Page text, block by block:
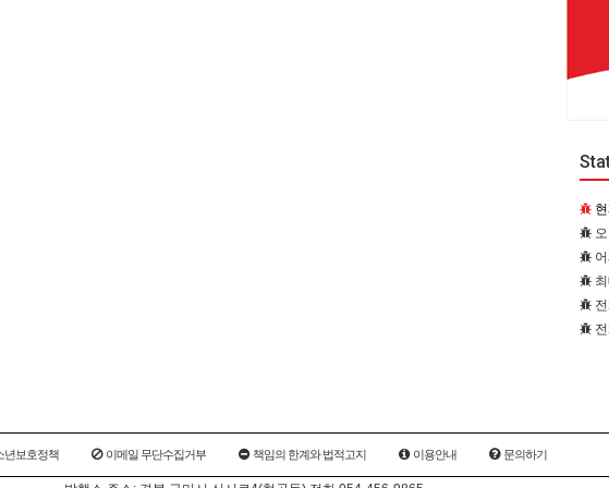
오
어
최
전
전
년보호정책 이메일 무단수집거부 책임의 한계와 법적고지 이용안내 문의하기